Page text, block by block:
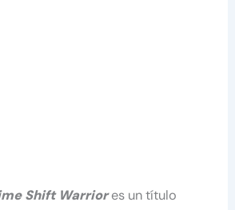
Shift Warriores un título